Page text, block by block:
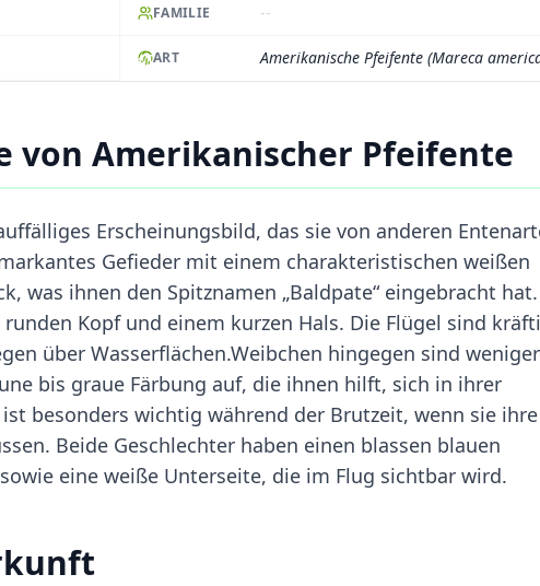
FAMILIE --
ART Amerikanische Pfeifente (Mareca
von Amerikanischer Pfeifente
Erscheinungsbild, das sie von anderen
Gefieder mit einem charakteristischen weißen
was ihnen den Spitznamen „Baldpate“ eingebracht
Kopf und einem kurzen Hals. Die Flügel sind
über Wasserflächen.Weibchen hingegen sind weniger
bis graue Färbung auf, die ihnen hilft, sich in ihrer
besonders wichtig während der Brutzeit, wenn sie ihre
Beide Geschlechter haben einen blassen blauen
eine weiße Unterseite, die im Flug sichtbar wird.